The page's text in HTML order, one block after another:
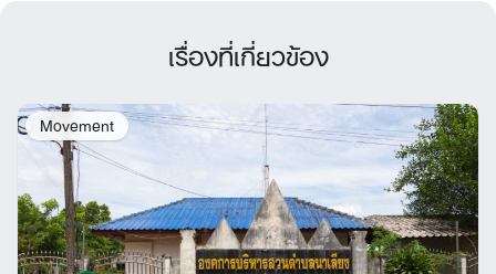
เรื่องที่เกี่ยวข้อง
Movement